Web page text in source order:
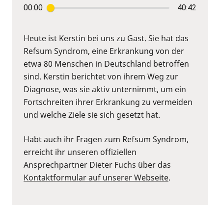
00:00 40:42
Heute ist Kerstin bei uns zu Gast. Sie hat das
Refsum Syndrom, eine Erkrankung von der
etwa 80 Menschen in Deutschland betroffen
sind. Kerstin berichtet von ihrem Weg zur
Diagnose, was sie aktiv unternimmt, um ein
Fortschreiten ihrer Erkrankung zu vermeiden
und welche Ziele sie sich gesetzt hat.
Habt auch ihr Fragen zum Refsum Syndrom,
erreicht ihr unseren offiziellen
Ansprechpartner Dieter Fuchs über das
Kontaktformular auf unserer Webseite.